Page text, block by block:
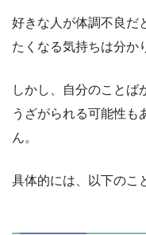
好きな人が体調不良だ
たくなる気持ちは分か
しかし、自分のことば
うざがられる可能性も
ん。
具体的には、以下のこ